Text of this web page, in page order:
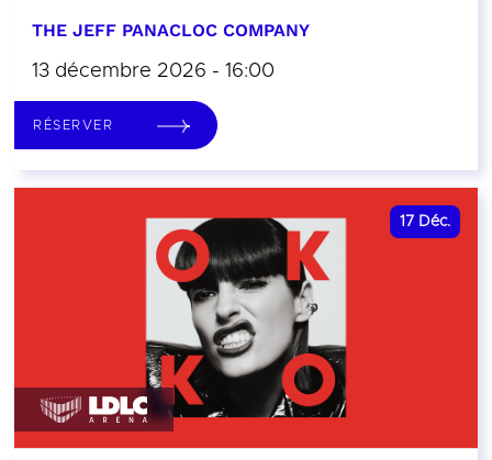
THE JEFF PANACLOC COMPANY
13 décembre 2026 - 16:00
RÉSERVER
17 Déc.